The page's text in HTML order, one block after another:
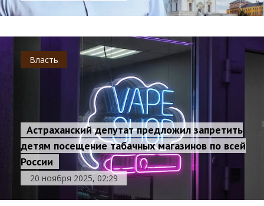
Власть
Астраханский депутат предложил запретить
детям посещение табачных магазинов по всей
России
20 ноября 2025, 02:29